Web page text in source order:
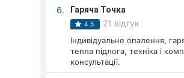
Кропивницький
6. Гаряча Точка
4.5 21 відгук
Індивідуальне опалення,
тепла підлога, техніка і
консультації.